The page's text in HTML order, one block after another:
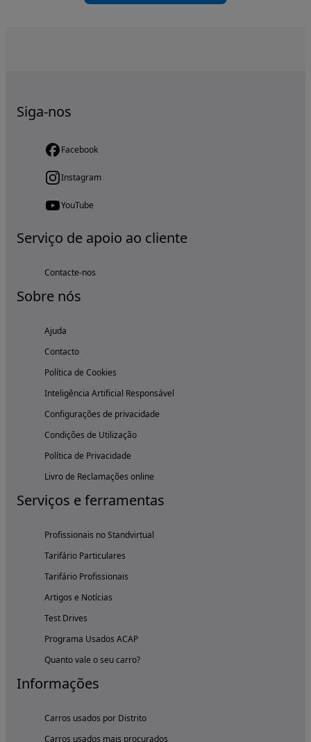
Siga-nos
Facebook
Instagram
YouTube
Serviço de apoio ao cliente
Contacte-nos
Sobre nós
Ajuda
Contacto
Política de Cookies
Inteligência Artificial Responsável
Configurações de privacidade
Condições de Utilização
Política de Privacidade
Livro de Reclamações online
Serviços e ferramentas
Profissionais no Standvirtual
Tarifário Particulares
Tarifário Profissionais
Artigos e Notícias
Test Drives
Programa Usados ACAP
Quanto vale o seu carro?
Informações
Carros usados por Distrito
Carros usados mais procurados